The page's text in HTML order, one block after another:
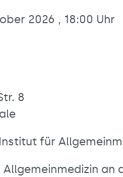
2026 , 18:00 Uhr
8
Institut für
an